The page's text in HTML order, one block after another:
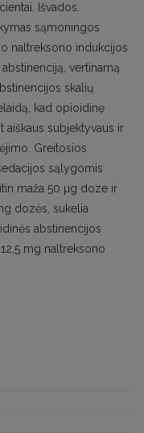
Išvados.
sąmoningos
naltreksono indukcijos
vertinamą
skalių
kad opioidinę
aiškaus subjektyvaus ir
Greitosios
sąlygomis
maža 50 µg doze ir
dozės, sukelia
abstinencijos
mg naltreksono